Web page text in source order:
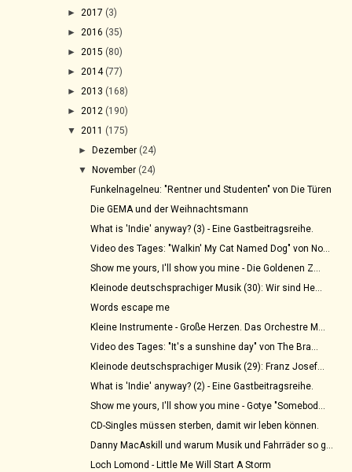
► 2017 (3)
► 2016 (35)
► 2015 (80)
► 2014 (77)
► 2013 (168)
► 2012 (190)
▼ 2011 (175)
►
Dezember (24)
▼
November (24)
Funkelnagelneu: "Rentner und Studenten" von Die Türen
Die GEMA und der Weihnachtsmann
What is 'Indie' anyway? (3) - Eine Gastbeitragsreihe.
Video des Tages: "Walkin' My Cat Named Dog" von No...
Show me yours, I'll show you mine - Die Goldenen Z...
Kleinode deutschsprachiger Musik (30): Wir sind He...
Words escape me
Kleine Instrumente - Große Herzen. Das Orchestre M...
Video des Tages: "It's a sunshine day" von The Bra...
Kleinode deutschsprachiger Musik (29): Franz Josef...
What is 'Indie' anyway? (2) - Eine Gastbeitragsreihe.
Show me yours, I'll show you mine - Gotye "Somebod...
CD-Singles müssen sterben, damit wir leben können.
Danny MacAskill und warum Musik und Fahrräder so g...
Loch Lomond - Little Me Will Start A Storm